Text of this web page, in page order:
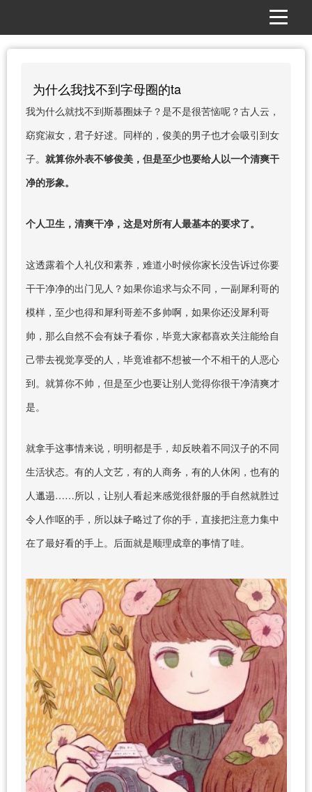
为什么我找不到字母圈的ta
我为什么就找不到斯慕圈妹子？是不是很苦恼呢？古人云，
窈窕淑女，君子好逑。同样的，俊美的男子也才会吸引到女
子。 就算你外表不够俊美，但是至少也要给人以一个清爽干
净的形象。
个人卫生，清爽干净，这是对所有人最基本的要求了。
这透露着个人礼仪和素养，难道小时候你家长没告诉过你要
干干净净的出门见人？如果你追求与众不同，一副犀利哥的
模样，至少也得和犀利哥差不多帅啊，如果你还没犀利哥
帅，那么自然不会有妹子看你，毕竟大家都喜欢关注能给自
己带去视觉享受的人，毕竟谁都不想被一个不相干的人恶心
到。就算你不帅，但是至少也要让别人觉得你很干净清爽才
是。
就拿手这事情来说，明明都是手，却反映着不同汉子的不同
生活状态。有的人文艺，有的人商务，有的人休闲，也有的
人邋遢……所以，让别人看起来感觉很舒服的手自然就胜过
令人作呕的手，所以妹子略过了你的手，直接把注意力集中
在了最好看的手上。后面就是顺理成章的事情了哇。